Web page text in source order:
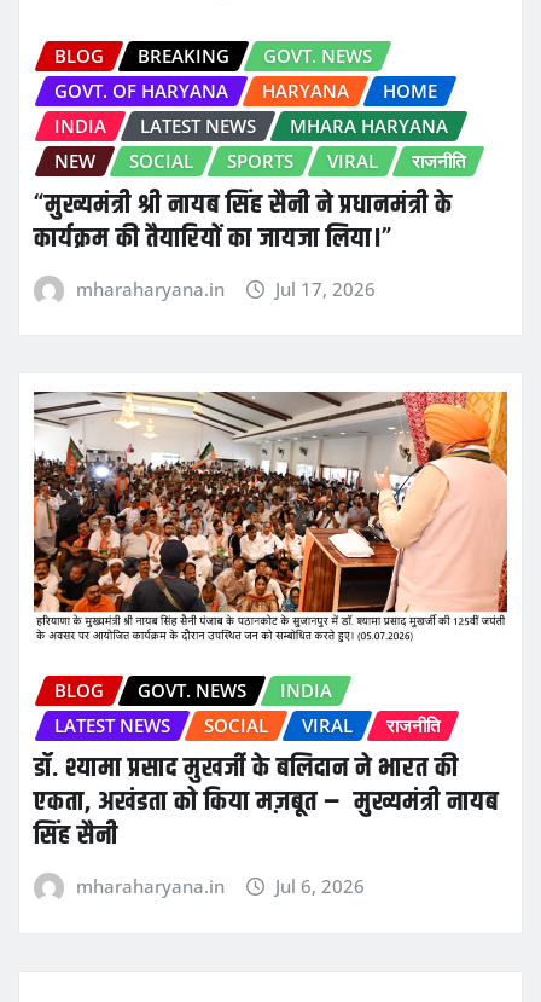
BLOG BREAKING
GOVT. NEWS
GOVT. OF HARYANA
HARYANA
HOME
INDIA
LATEST NEWS
MHARA HARYANA
NEW
SOCIAL SPORTS VIRAL राजनीति
“मुख्यमंत्री श्री नायब सिंह सैनी ने प्रधानमंत्री के
कार्यक्रम की तैयारियों का जायजा लिया।”
mharaharyana.in Jul 17, 2026
BLOG GOVT. NEWS
INDIA
LATEST NEWS
SOCIAL VIRAL राजनीति
डॉ. श्यामा प्रसाद मुखर्जी के बलिदान ने भारत की
एकता, अखंडता को किया मज़बूत – मुख्यमंत्री नायब
सिंह सैनी
mharaharyana.in Jul 6, 2026